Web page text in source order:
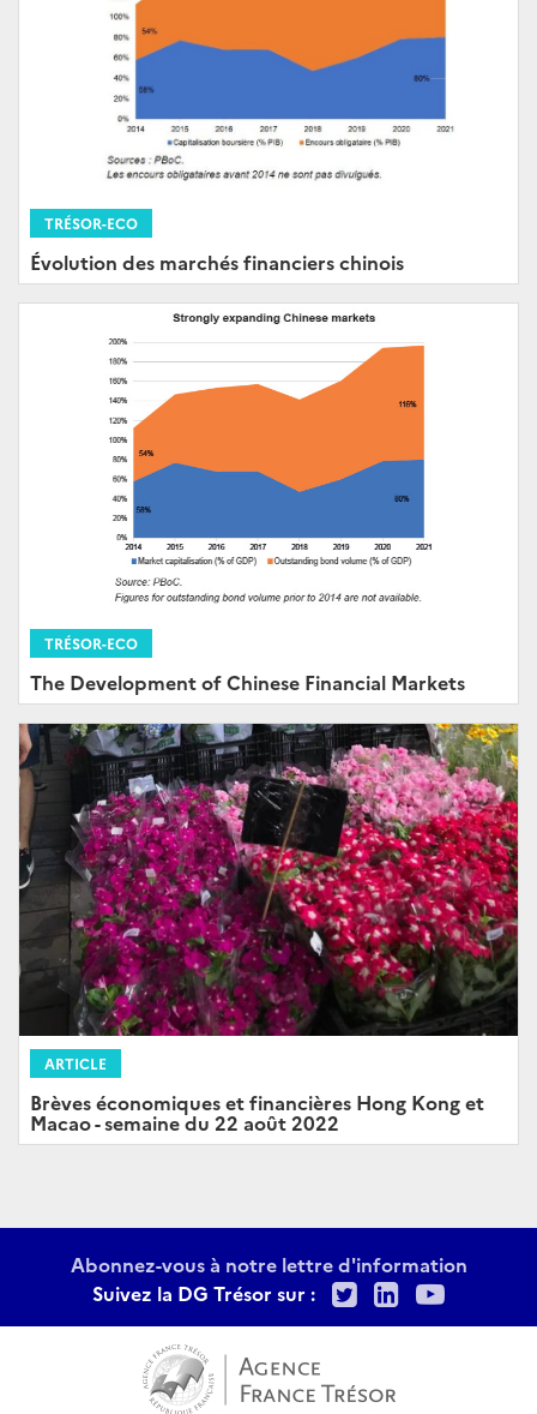
TRÉSOR-ECO
Évolution des marchés financiers chinois
TRÉSOR-ECO
The Development of Chinese Financial Markets
ARTICLE
Brèves économiques et financières Hong Kong et
Macao - semaine du 22 août 2022
Abonnez-vous à notre lettre d'information
Suivez la DG Trésor sur :
TwitterLinkedIn